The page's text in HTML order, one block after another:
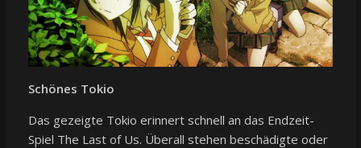
Schönes Tokio
Das gezeigte Tokio erinnert schnell an das Endzeit-
Spiel The Last of Us. Überall stehen beschädigte oder